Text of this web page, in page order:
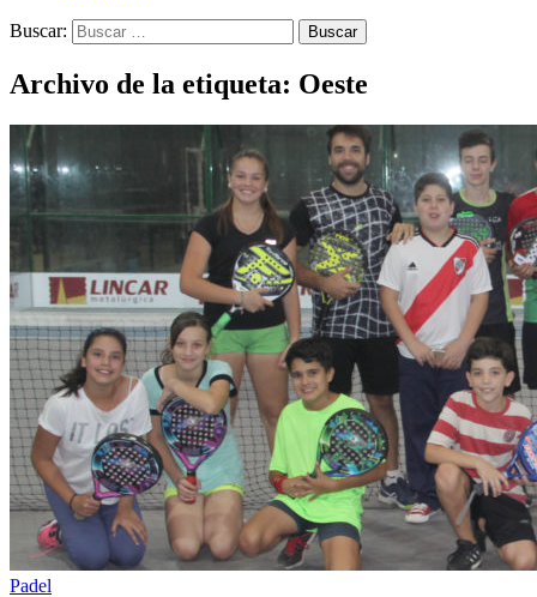
Buscar:
Archivo de la etiqueta: Oeste
Padel